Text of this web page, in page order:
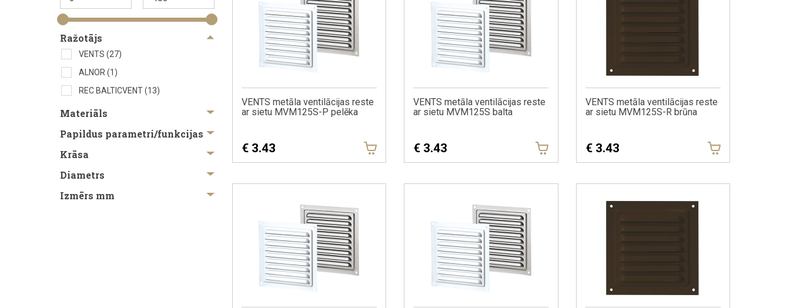
Ražotājs
VENTS (27)
ALNOR (1)
REC BALTICVENT(13)
Materiāls
Papildus parametri/funkcijas
Krāsa
Diametrs
Izmērs mm
VENTS metāla ventilācijas reste
ar sietu MVM125S-P pelēka
€ 3.43
VENTS metāla ventilācijas reste
ar sietu MVM125S balta
€ 3.43
VENTS metāla ventilācijas reste
ar sietu MVM125S-R brūna
€ 3.43